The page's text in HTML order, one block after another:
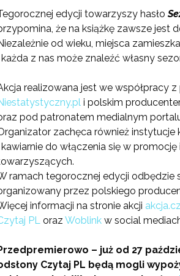
edycji towarzyszy hasło
że na książkę zawsze jest
od wieku, miejsca
każda z nas może znaleźć własny
realizowana jest we współpracy
i polskim
pod patronatem medialnym
zachęca również instytucje
kawiarnie do włączenia się w
ramach tegorocznej edycji odbędzie
przez polskiego
informacji na stronie akcji
PL oraz Woblink w social
– już od 27
Czytaj PL będą mogli